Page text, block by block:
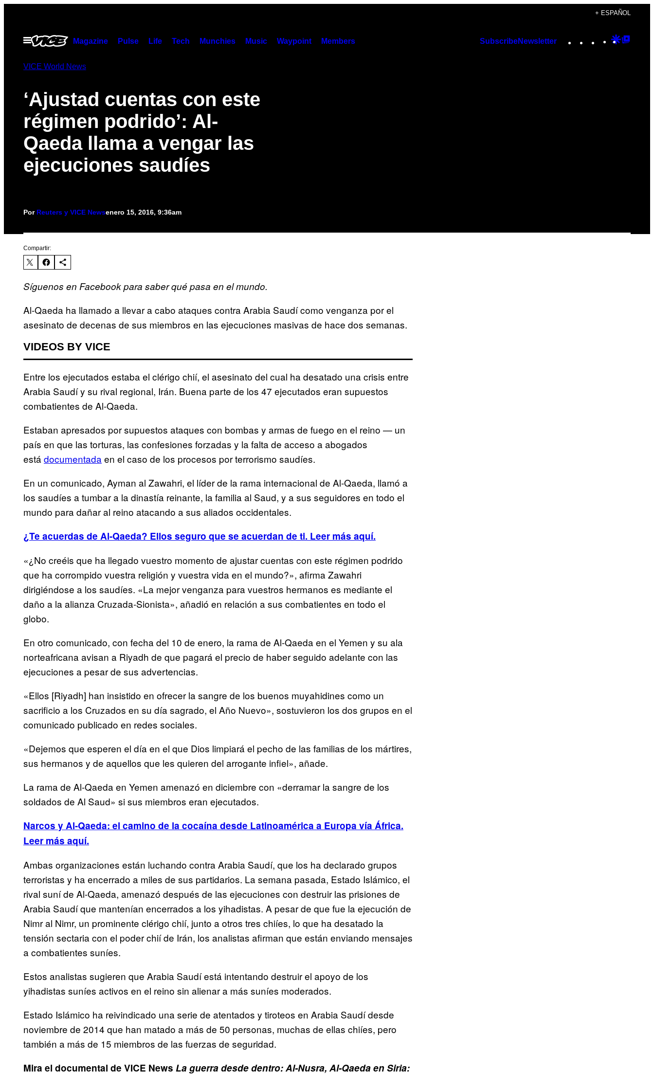
contenido
+ ESPAÑOL
Abrir
Menú
Magazine Pulse Life Tech Munchies Music Waypoint Members SubscribeNewsletter Instagram
TikTok
YouTube
Google
VICE World News
‘Ajustad cuentas con este
régimen podrido’: Al-
Qaeda llama a vengar las
ejecuciones saudíes
Por Reuters y VICE Newsenero 15, 2016, 9:36am
Compartir:
Síguenos en Facebook para saber qué pasa en el mundo.
Al-Qaeda ha llamado a llevar a cabo ataques contra Arabia Saudí como venganza por el
asesinato de decenas de sus miembros en las ejecuciones masivas de hace dos semanas.
VIDEOS BY VICE
Entre los ejecutados estaba el clérigo chií, el asesinato del cual ha desatado una crisis entre
Arabia Saudí y su rival regional, Irán. Buena parte de los 47 ejecutados eran supuestos
combatientes de Al-Qaeda.
Estaban apresados por supuestos ataques con bombas y armas de fuego en el reino — un
país en que las torturas, las confesiones forzadas y la falta de acceso a abogados
está documentada en el caso de los procesos por terrorismo saudíes.
En un comunicado, Ayman al Zawahri, el líder de la rama internacional de Al-Qaeda, llamó a
los saudíes a tumbar a la dinastía reinante, la familia al Saud, y a sus seguidores en todo el
mundo para dañar al reino atacando a sus aliados occidentales.
¿Te acuerdas de Al-Qaeda? Ellos seguro que se acuerdan de ti. Leer más aquí.
«¿No creéis que ha llegado vuestro momento de ajustar cuentas con este régimen podrido
que ha corrompido vuestra religión y vuestra vida en el mundo?», afirma Zawahri
dirigiéndose a los saudíes. «La mejor venganza para vuestros hermanos es mediante el
daño a la alianza Cruzada-Sionista», añadió en relación a sus combatientes en todo el
globo.
En otro comunicado, con fecha del 10 de enero, la rama de Al-Qaeda en el Yemen y su ala
norteafricana avisan a Riyadh de que pagará el precio de haber seguido adelante con las
ejecuciones a pesar de sus advertencias.
«Ellos [Riyadh] han insistido en ofrecer la sangre de los buenos muyahidines como un
sacrificio a los Cruzados en su día sagrado, el Año Nuevo», sostuvieron los dos grupos en el
comunicado publicado en redes sociales.
«Dejemos que esperen el día en el que Dios limpiará el pecho de las familias de los mártires,
sus hermanos y de aquellos que les quieren del arrogante infiel», añade.
La rama de Al-Qaeda en Yemen amenazó en diciembre con «derramar la sangre de los
soldados de Al Saud» si sus miembros eran ejecutados.
Narcos y Al-Qaeda: el camino de la cocaína desde Latinoamérica a Europa vía África.
Leer más aquí.
Ambas organizaciones están luchando contra Arabia Saudí, que los ha declarado grupos
terroristas y ha encerrado a miles de sus partidarios. La semana pasada, Estado Islámico, el
rival suní de Al-Qaeda, amenazó después de las ejecuciones con destruir las prisiones de
Arabia Saudí que mantenían encerrados a los yihadistas. A pesar de que fue la ejecución de
Nimr al Nimr, un prominente clérigo chií, junto a otros tres chiíes, lo que ha desatado la
tensión sectaria con el poder chií de Irán, los analistas afirman que están enviando mensajes
a combatientes suníes.
Estos analistas sugieren que Arabia Saudí está intentando destruir el apoyo de los
yihadistas suníes activos en el reino sin alienar a más suníes moderados.
Estado Islámico ha reivindicado una serie de atentados y tiroteos en Arabia Saudí desde
noviembre de 2014 que han matado a más de 50 personas, muchas de ellas chiíes, pero
también a más de 15 miembros de las fuerzas de seguridad.
Mira el documental de VICE News La guerra desde dentro: Al-Nusra, Al-Qaeda en Siria: